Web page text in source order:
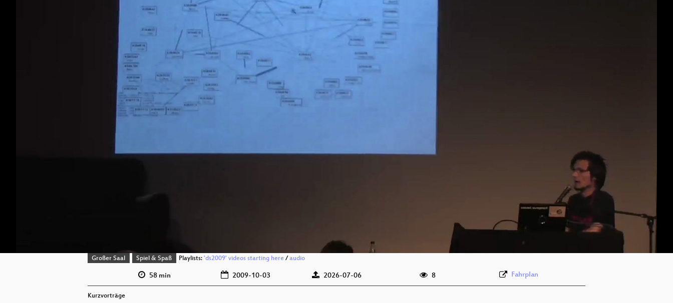
deu 1080p (mp4)
deu 1080p (webm;codecs=av01)
deu 576p (mp4)
Großer Saal Spiel & Spaß Playlists: 'ds2009' videos starting here/ audio
58 min 2009-10-03 2026-07-06 8 Fahrplan
Kurzvorträge